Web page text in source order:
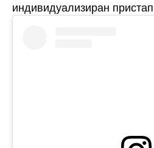
индивидуализиран